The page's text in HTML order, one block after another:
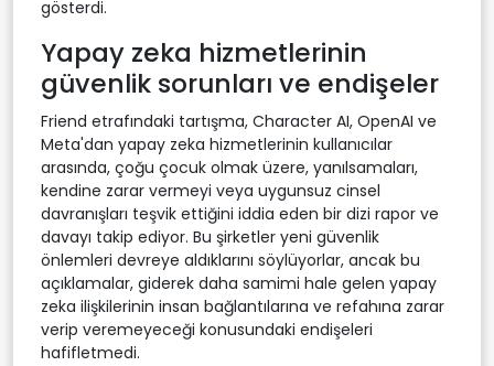
gösterdi.
Yapay zeka hizmetlerinin
güvenlik sorunları ve endişeler
Friend etrafındaki tartışma, Character AI, OpenAI ve
Meta'dan yapay zeka hizmetlerinin kullanıcılar
arasında, çoğu çocuk olmak üzere, yanılsamaları,
kendine zarar vermeyi veya uygunsuz cinsel
davranışları teşvik ettiğini iddia eden bir dizi rapor ve
davayı takip ediyor. Bu şirketler yeni güvenlik
önlemleri devreye aldıklarını söylüyorlar, ancak bu
açıklamalar, giderek daha samimi hale gelen yapay
zeka ilişkilerinin insan bağlantılarına ve refahına zarar
verip veremeyeceği konusundaki endişeleri
hafifletmedi.